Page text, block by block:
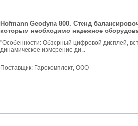
Hofmann Geodyna 800. Стенд
которым необходимо надежное
"Особенности: Обзорный цифровой дисплей,
динамическое измерение ди...
Поставщик: Гарокомплект, ООО